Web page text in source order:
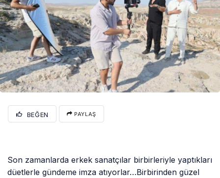
BEĞEN PAYLAŞ
Son zamanlarda erkek sanatçılar birbirleriyle yaptıkları
düetlerle gündeme imza atıyorlar…Birbirinden güzel